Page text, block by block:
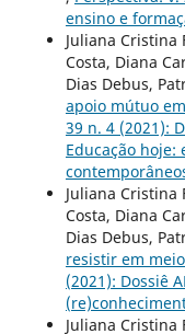
ensino e
Juliana Cristina
Costa, Diana
Dias Debus,
apoio mútuo
39 n. 4 (2021):
Educação hoje:
Juliana Cristina
Costa, Diana
Dias Debus,
resistir em
(2021): Dossiê
Juliana Cristina